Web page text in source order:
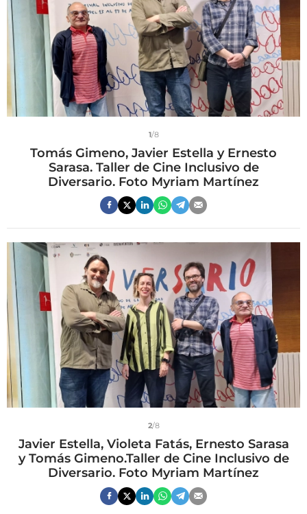
1/8
Tomás Gimeno, Javier Estella y Ernesto
Sarasa. Taller de Cine Inclusivo de
Diversario. Foto Myriam Martínez
2/8
Javier Estella, Violeta Fatás, Ernesto Sarasa
y Tomás Gimeno.Taller de Cine Inclusivo de
Diversario. Foto Myriam Martínez